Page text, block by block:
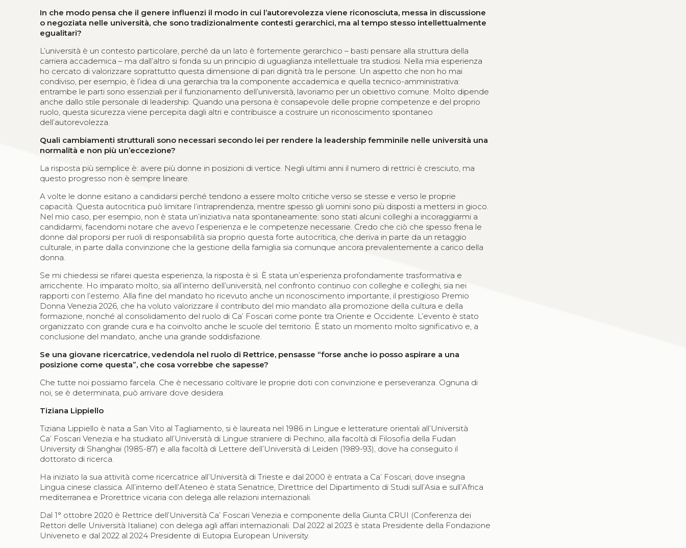
In che modo pensa che il genere influenzi il modo in cui l’autorevolezza viene riconosciuta, messa in discussione
o negoziata nelle università, che sono tradizionalmente contesti gerarchici, ma al tempo stesso intellettualmente
egualitari?
L’università è un contesto particolare, perché da un lato è fortemente gerarchico – basti pensare alla struttura della
carriera accademica – ma dall’altro si fonda su un principio di uguaglianza intellettuale tra studiosi. Nella mia esperienza
ho cercato di valorizzare soprattutto questa dimensione di pari dignità tra le persone. Un aspetto che non ho mai
condiviso, per esempio, è l’idea di una gerarchia tra la componente accademica e quella tecnico-amministrativa:
entrambe le parti sono essenziali per il funzionamento dell’università, lavoriamo per un obiettivo comune. Molto dipende
anche dallo stile personale di leadership. Quando una persona è consapevole delle proprie competenze e del proprio
ruolo, questa sicurezza viene percepita dagli altri e contribuisce a costruire un riconoscimento spontaneo
dell’autorevolezza.
Quali cambiamenti strutturali sono necessari secondo lei per rendere la leadership femminile nelle università una
normalità e non più un’eccezione?
La risposta più semplice è: avere più donne in posizioni di vertice. Negli ultimi anni il numero di rettrici è cresciuto, ma
questo progresso non è sempre lineare.
A volte le donne esitano a candidarsi perché tendono a essere molto critiche verso se stesse e verso le proprie
capacità. Questa autocritica può limitare l’intraprendenza, mentre spesso gli uomini sono più disposti a mettersi in gioco.
Nel mio caso, per esempio, non è stata un’iniziativa nata spontaneamente: sono stati alcuni colleghi a incoraggiarmi a
candidarmi, facendomi notare che avevo l’esperienza e le competenze necessarie. Credo che ciò che spesso frena le
donne dal proporsi per ruoli di responsabilità sia proprio questa forte autocritica, che deriva in parte da un retaggio
culturale, in parte dalla convinzione che la gestione della famiglia sia comunque ancora prevalentemente a carico della
donna.
Se mi chiedessi se rifarei questa esperienza, la risposta è sì. È stata un’esperienza profondamente trasformativa e
arricchente. Ho imparato molto, sia all’interno dell’università, nel confronto continuo con colleghe e colleghi, sia nei
rapporti con l’esterno. Alla fine del mandato ho ricevuto anche un riconoscimento importante, il prestigioso Premio
Donna Venezia 2026, che ha voluto valorizzare il contributo del mio mandato alla promozione della cultura e della
formazione, nonché al consolidamento del ruolo di Ca’ Foscari come ponte tra Oriente e Occidente. L’evento è stato
organizzato con grande cura e ha coinvolto anche le scuole del territorio. È stato un momento molto significativo e, a
conclusione del mandato, anche una grande soddisfazione.
Se una giovane ricercatrice, vedendola nel ruolo di Rettrice, pensasse “forse anche io posso aspirare a una
posizione come questa”, che cosa vorrebbe che sapesse?
Che tutte noi possiamo farcela. Che è necessario coltivare le proprie doti con convinzione e perseveranza. Ognuna di
noi, se è determinata, può arrivare dove desidera.
Tiziana Lippiello
Tiziana Lippiello è nata a San Vito al Tagliamento, si è laureata nel 1986 in Lingue e letterature orientali all’Università
Ca’ Foscari Venezia e ha studiato all’Università di Lingue straniere di Pechino, alla facoltà di Filosofia della Fudan
University di Shanghai (1985-87) e alla facoltà di Lettere dell’Università di Leiden (1989-93), dove ha conseguito il
dottorato di ricerca.
Ha iniziato la sua attività come ricercatrice all’Università di Trieste e dal 2000 è entrata a Ca’ Foscari, dove insegna
Lingua cinese classica. All’interno dell’Ateneo è stata Senatrice, Direttrice del Dipartimento di Studi sull’Asia e sull’Africa
mediterranea e Prorettrice vicaria con delega alle relazioni internazionali.
Dal 1° ottobre 2020 è Rettrice dell’Università Ca’ Foscari Venezia e componente della Giunta CRUI (Conferenza dei
Rettori delle Università Italiane) con delega agli affari internazionali. Dal 2022 al 2023 è stata Presidente della Fondazione
Univeneto e dal 2022 al 2024 Presidente di Eutopia European University.